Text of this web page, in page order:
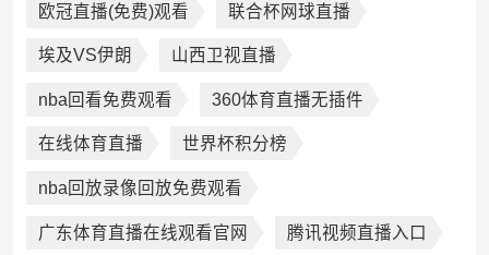
欧冠直播(免费)观看 联合杯网球直播
埃及VS伊朗 山西卫视直播
nba回看免费观看 360体育直播无插件
在线体育直播 世界杯积分榜
nba回放录像回放免费观看
广东体育直播在线观看官网 腾讯视频直播入口